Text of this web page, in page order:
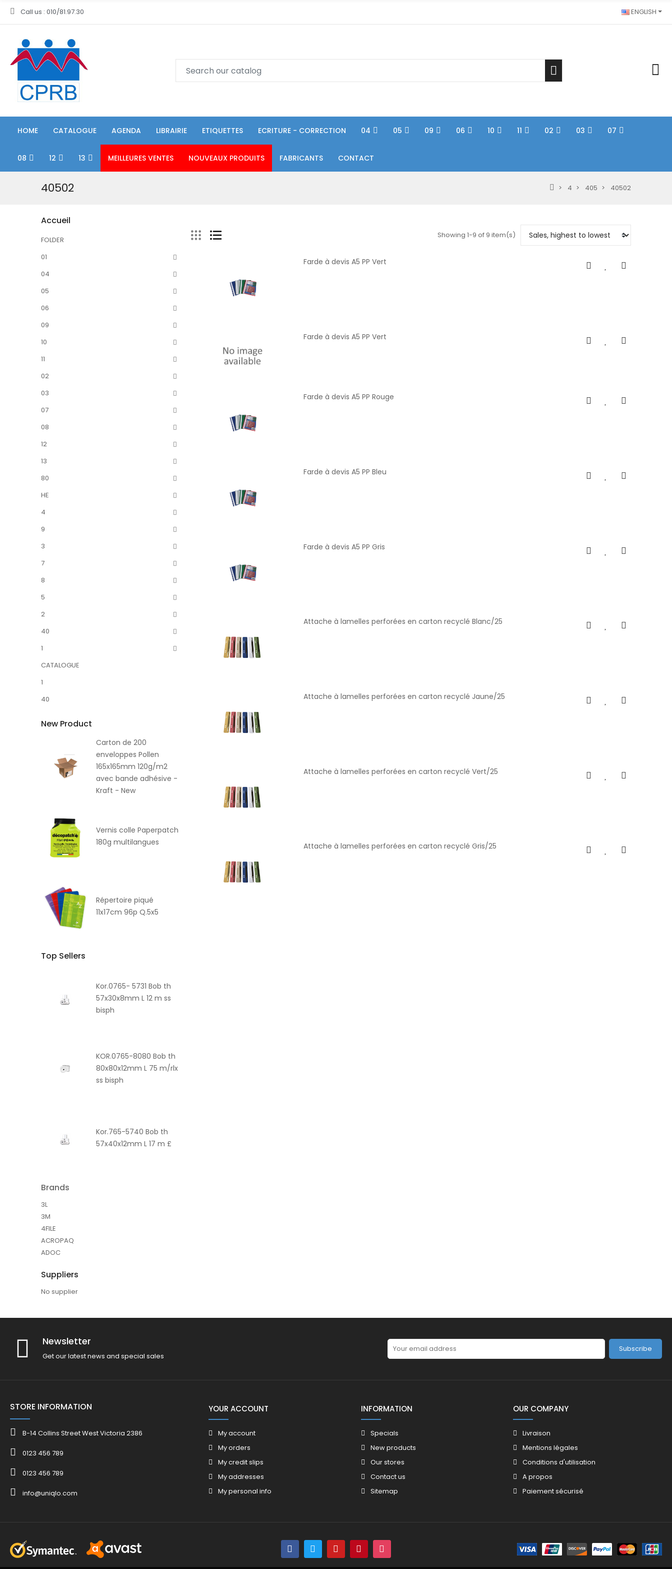
Call us : 010/81.97.30 ENGLISH
HOME CATALOGUE AGENDA LIBRAIRIE ETIQUETTES ECRITURE - CORRECTION 04 05 09 06 10 11 02 03 07
08 12 13 MEILLEURES VENTES NOUVEAUX PRODUITS FABRICANTS CONTACT
40502 4 405 40502
Accueil
FOLDER
01
04
05
06
09
10
11
02
03
07
08
12
13
80
HE
4
9
3
7
8
5
2
40
1
CATALOGUE
1
40
New Product
Carton de 200
enveloppes Pollen
165x165mm 120g/m2
avec bande adhésive -
Kraft - New
Vernis colle Paperpatch
180g multilangues
Répertoire piqué
11x17cm 96p Q.5x5
Top Sellers
Kor.0765- 5731 Bob th
57x30x8mm L 12 m ss
bisph
KOR.0765-8080 Bob th
80x80x12mm L 75 m/rlx
ss bisph
Kor.765-5740 Bob th
57x40x12mm L 17 m £
Brands
3L
3M
4FILE
ACROPAQ
ADOC
Suppliers
No supplier
Showing 1-9 of 9 item(s)
Farde à devis A5 PP Vert
Farde à devis A5 PP Vert
Farde à devis A5 PP Rouge
Farde à devis A5 PP Bleu
Farde à devis A5 PP Gris
Attache à lamelles perforées en carton recyclé Blanc/25
Attache à lamelles perforées en carton recyclé Jaune/25
Attache à lamelles perforées en carton recyclé Vert/25
Attache à lamelles perforées en carton recyclé Gris/25
Newsletter
Get our latest news and special sales
Subscribe
STORE INFORMATION
B-14 Collins Street West Victoria 2386
0123 456 789
0123 456 789
info@uniqlo.com
YOUR ACCOUNT
My account
My orders
My credit slips
My addresses
My personal info
INFORMATION
Specials
New products
Our stores
Contact us
Sitemap
OUR COMPANY
Livraison
Mentions légales
Conditions d'utilisation
A propos
Paiement sécurisé